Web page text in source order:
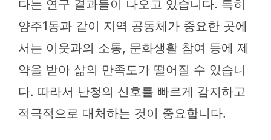
다는 연구 결과들이 나오고 있습니다. 특히
양주1동과 같이 지역 공동체가 중요한 곳에
서는 이웃과의 소통, 문화생활 참여 등에 제
약을 받아 삶의 만족도가 떨어질 수 있습니
다. 따라서 난청의 신호를 빠르게 감지하고
적극적으로 대처하는 것이 중요합니다.